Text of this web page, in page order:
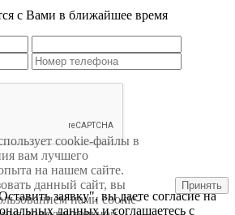
с Вами в ближайшее время
заявку", вы даете согласие на
данных и соглашаетесь с
cookie-файлы в
вам лучшего
на нашем сайте.
данный сайт, вы
нами cookie-
Принять